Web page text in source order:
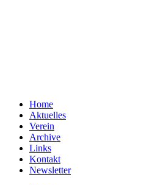
Home
Aktuelles
Verein
Archive
Links
Kontakt
Newsletter